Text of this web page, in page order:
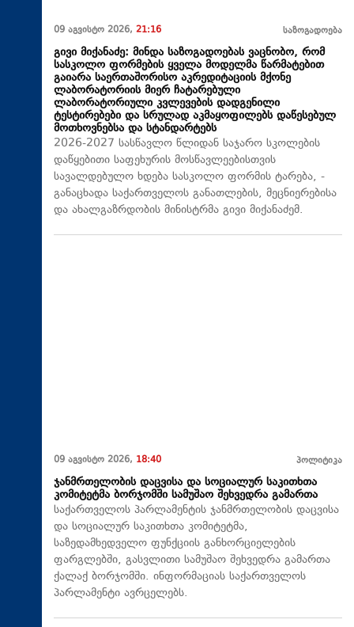
09 აგვისტო 2026, 21:16 საზოგადოება
გივი მიქანაძე: მინდა საზოგადოებას ვაცნობო, რომ
სასკოლო ფორმების ყველა მოდელმა წარმატებით
გაიარა საერთაშორისო აკრედიტაციის მქონე
ლაბორატორიის მიერ ჩატარებული
ლაბორატორიული კვლევების დადგენილი
ტესტირებები და სრულად აკმაყოფილებს დაწესებულ
მოთხოვნებსა და სტანდარტებს
2026-2027 სასწავლო წლიდან საჯარო სკოლების
დაწყებითი საფეხურის მოსწავლეებისთვის
სავალდებულო ხდება სასკოლო ფორმის ტარება, -
განაცხადა საქართველოს განათლების, მეცნიერებისა
და ახალგაზრდობის მინისტრმა გივი მიქანაძემ.
09 აგვისტო 2026, 18:40 პოლიტიკა
ჯანმრთელობის დაცვისა და სოციალურ საკითხთა
კომიტეტმა ბორჯომში სამუშაო შეხვედრა გამართა
საქართველოს პარლამენტის ჯანმრთელობის დაცვისა
და სოციალურ საკითხთა კომიტეტმა,
საზედამხედველო ფუნქციის განხორციელების
ფარგლებში, გასვლითი სამუშაო შეხვედრა გამართა
ქალაქ ბორჯომში. ინფორმაციას საქართველოს
პარლამენტი ავრცელებს.